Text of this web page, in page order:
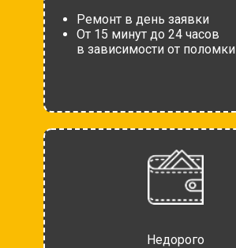
Ремонт в день заявки
От 15 минут до 24 часов
в зависимости от поломки
Недорого